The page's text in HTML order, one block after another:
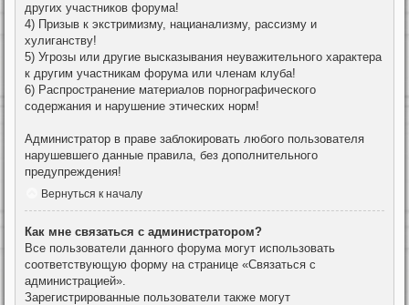
других участников форума!
4) Призыв к экстримизму, нацианализму, рассизму и
хулиганству!
5) Угрозы или другие высказывания неуважительного характера
к другим участникам форума или членам клуба!
6) Распространение материалов порнографического
содержания и нарушение этических норм!
Администратор в праве заблокировать любого пользователя
нарушевшего данные правила, без дополнительного
предупреждения!
Вернуться к началу
Как мне связаться с администратором?
Все пользователи данного форума могут использовать
соответствующую форму на странице «Связаться с
администрацией».
Зарегистрированные пользователи также могут